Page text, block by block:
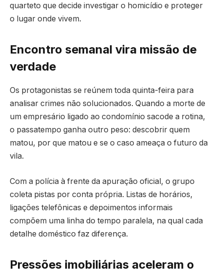
quarteto que decide investigar o homicídio e proteger
o lugar onde vivem.
Encontro semanal vira missão de
verdade
Os protagonistas se reúnem toda quinta-feira para
analisar crimes não solucionados. Quando a morte de
um empresário ligado ao condomínio sacode a rotina,
o passatempo ganha outro peso: descobrir quem
matou, por que matou e se o caso ameaça o futuro da
vila.
Com a polícia à frente da apuração oficial, o grupo
coleta pistas por conta própria. Listas de horários,
ligações telefônicas e depoimentos informais
compõem uma linha do tempo paralela, na qual cada
detalhe doméstico faz diferença.
Pressões imobiliárias aceleram o